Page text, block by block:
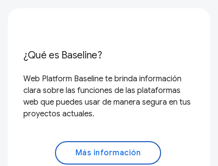
¿Qué es Baseline?
Web Platform Baseline te brinda información
clara sobre las funciones de las plataformas
web que puedes usar de manera segura en tus
proyectos actuales.
Más información